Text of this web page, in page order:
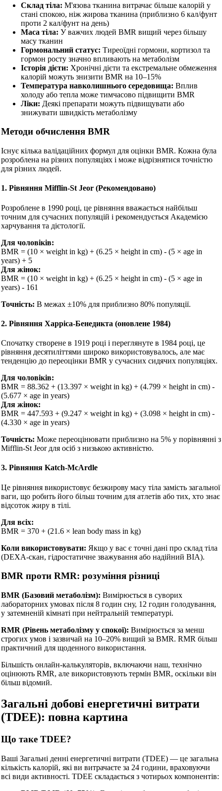
Склад тіла: М'язова тканина витрачає більше калорій у
стані спокою, ніж жирова тканина (приблизно 6 кал/фунт
проти 2 кал/фунт на день)
Маса тіла: У важчих людей BMR вищий через більшу
масу тканин
Гормональний статус: Тиреоїдні гормони, кортизол та
гормон росту значно впливають на метаболізм
Історія дієти: Хронічні дієти та екстремальне обмеження
калорій можуть знизити BMR на 10–15%
Температура навколишнього середовища: Вплив
холоду або тепла може тимчасово підвищити BMR
Ліки: Деякі препарати можуть підвищувати або
знижувати швидкість метаболізму
Методи обчислення BMR
Існує кілька валідаційних формул для оцінки BMR. Кожна була
розроблена на різних популяціях і може відрізнятися точністю
для різних людей.
1. Рівняння Mifflin-St Jeor (Рекомендовано)
Розроблене в 1990 році, це рівняння вважається найбільш
точним для сучасних популяцій і рекомендується Академією
харчування та дієтології.
Для чоловіків:
BMR = (10 × weight in kg) + (6.25 × height in cm) - (5 × age in
years) + 5
Для жінок:
BMR = (10 × weight in kg) + (6.25 × height in cm) - (5 × age in
years) - 161
Точність: В межах ±10% для приблизно 80% популяції.
2. Рівняння Харріса-Бенедикта (оновлене 1984)
Спочатку створене в 1919 році і переглянуте в 1984 році, це
рівняння десятиліттями широко використовувалось, але має
тенденцію до переоцінки BMR у сучасних сидячих популяціях.
Для чоловіків:
BMR = 88.362 + (13.397 × weight in kg) + (4.799 × height in cm) -
(5.677 × age in years)
Для жінок:
BMR = 447.593 + (9.247 × weight in kg) + (3.098 × height in cm) -
(4.330 × age in years)
Точність: Може переоцінювати приблизно на 5% у порівнянні з
Mifflin-St Jeor для осіб з низькою активністю.
3. Рівняння Katch-McArdle
Це рівняння використовує безжирову масу тіла замість загальної
ваги, що робить його більш точним для атлетів або тих, хто знає
відсоток жиру в тілі.
Для всіх:
BMR = 370 + (21.6 × lean body mass in kg)
Коли використовувати: Якщо у вас є точні дані про склад тіла
(DEXA-скан, гідростатичне зважування або надійний BIA).
BMR проти RMR: розуміння різниці
BMR (Базовий метаболізм): Вимірюється в суворих
лабораторних умовах після 8 годин сну, 12 годин голодування,
у затемненій кімнаті при нейтральній температурі.
RMR (Рівень метаболізму у спокої): Вимірюється за менш
строгих умов і зазвичай на 10–20% вищий за BMR. RMR більш
практичний для щоденного використання.
Більшість онлайн-калькуляторів, включаючи наш, технічно
оцінюють RMR, але використовують термін BMR, оскільки він
більш відомий.
Загальні добові енергетичні витрати
(TDEE): повна картина
Що таке TDEE?
Ваші Загальні денні енергетичні витрати (TDEE) — це загальна
кількість калорій, які ви витрачаєте за 24 години, враховуючи
всі види активності. TDEE складається з чотирьох компонентів: